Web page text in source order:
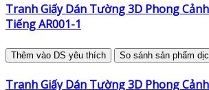
Tranh Giấy Dán Tường 3D Phong
Tiếng AR001-1
Thêm vào DS yêu thích So sánh sản phẩm
Tranh Giấy Dán Tường 3D Phong